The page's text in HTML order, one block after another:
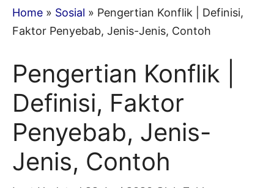
Home » Sosial » Pengertian Konflik | Definisi,
Faktor Penyebab, Jenis-Jenis, Contoh
Pengertian Konflik |
Definisi, Faktor
Penyebab, Jenis-
Jenis, Contoh